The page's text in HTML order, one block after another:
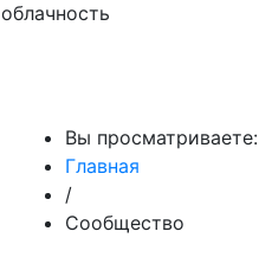
облачность
Вы просматриваете:
Главная
/
Сообщество